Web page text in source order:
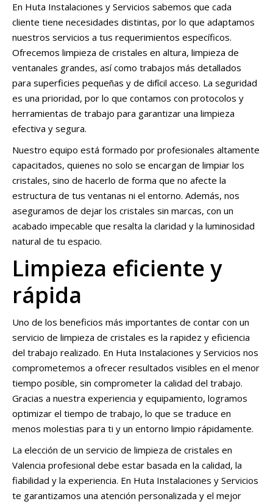
En Huta Instalaciones y Servicios sabemos que cada
cliente tiene necesidades distintas, por lo que adaptamos
nuestros servicios a tus requerimientos específicos.
Ofrecemos limpieza de cristales en altura, limpieza de
ventanales grandes, así como trabajos más detallados
para superficies pequeñas y de difícil acceso. La seguridad
es una prioridad, por lo que contamos con protocolos y
herramientas de trabajo para garantizar una limpieza
efectiva y segura.
Nuestro equipo está formado por profesionales altamente
capacitados, quienes no solo se encargan de limpiar los
cristales, sino de hacerlo de forma que no afecte la
estructura de tus ventanas ni el entorno. Además, nos
aseguramos de dejar los cristales sin marcas, con un
acabado impecable que resalta la claridad y la luminosidad
natural de tu espacio.
Limpieza eficiente y
rápida
Uno de los beneficios más importantes de contar con un
servicio de limpieza de cristales es la rapidez y eficiencia
del trabajo realizado. En Huta Instalaciones y Servicios nos
comprometemos a ofrecer resultados visibles en el menor
tiempo posible, sin comprometer la calidad del trabajo.
Gracias a nuestra experiencia y equipamiento, logramos
optimizar el tiempo de trabajo, lo que se traduce en
menos molestias para ti y un entorno limpio rápidamente.
La elección de un servicio de limpieza de cristales en
Valencia profesional debe estar basada en la calidad, la
fiabilidad y la experiencia. En Huta Instalaciones y Servicios
te garantizamos una atención personalizada y el mejor